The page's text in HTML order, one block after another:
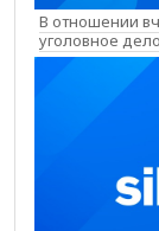
В отношении
уголовное